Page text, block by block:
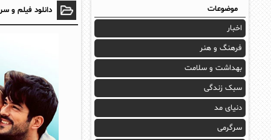
دانلود فیلم و
موضوعات
اخبار
فرهنگ و هنر
بهداشت و سلامت
سبک زندگی
دنیای مد
سرگرمی